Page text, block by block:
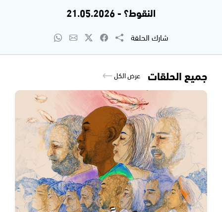
النقوط؟ - 21.05.2026
شارك الحلقة
جميع الحلقات عرض الكل